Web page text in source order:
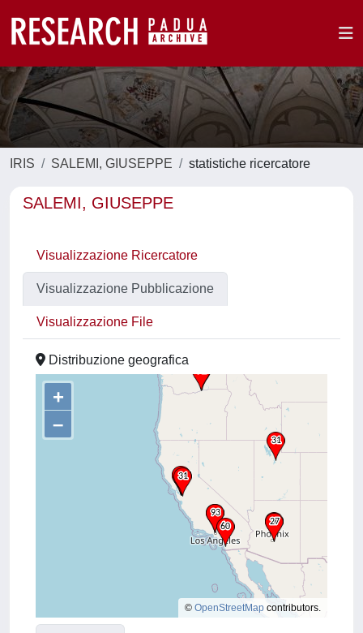
IRIS SALEMI, GIUSEPPE statistiche ricercatore
SALEMI, GIUSEPPE
Visualizzazione Ricercatore
Visualizzazione Pubblicazione
Visualizzazione File
Distribuzione geografica
+
–
© OpenStreetMap contributors.